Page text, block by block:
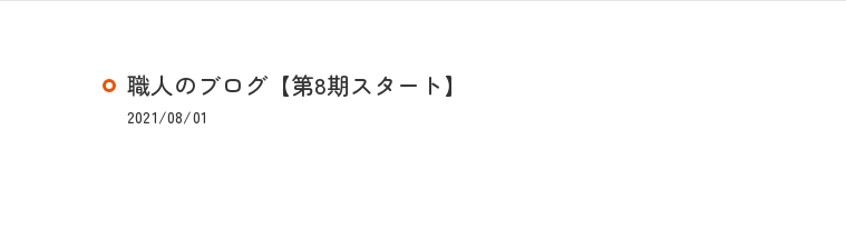
職人のブログ【第8期スタート】
2021/08/01